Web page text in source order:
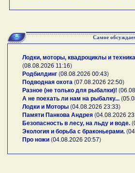
Самое
Лодки, моторы, квадроциклы и
(08.08.2026 11:16)
Родбилдинг (08.08.2026 00:43)
Подводная охота (07.08.2026 22:50)
Разное (не только для рыбалки)! (
А не поехать ли нам на рыбалку... (
Лодки и Моторы (04.08.2026 23:33)
Памяти Панкова Андрея (04.08.2026
Безопасность в лесу, на льду и воде. (
Экология и борьба с браконьерами. (
Про ножи (04.08.2026 20:57)